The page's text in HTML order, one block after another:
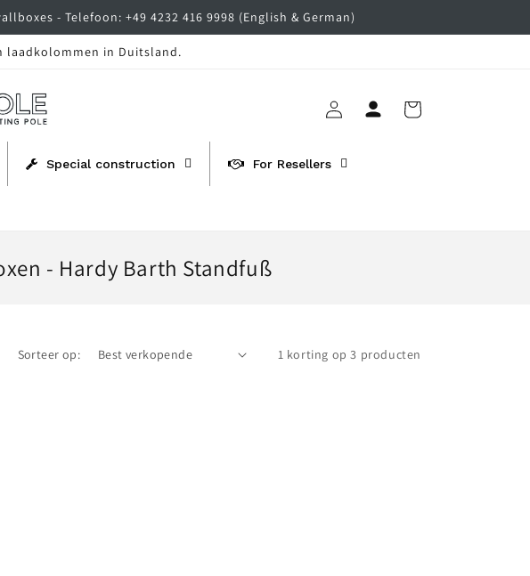
- Telefoon: +49 4232 416 9998 (English & German)
laadkolommen in Duitsland.
Special construction For Resellers
Inloggen Winkelwagen
- Hardy Barth Standfuß
Sorteer op: 1 korting op 3 producten